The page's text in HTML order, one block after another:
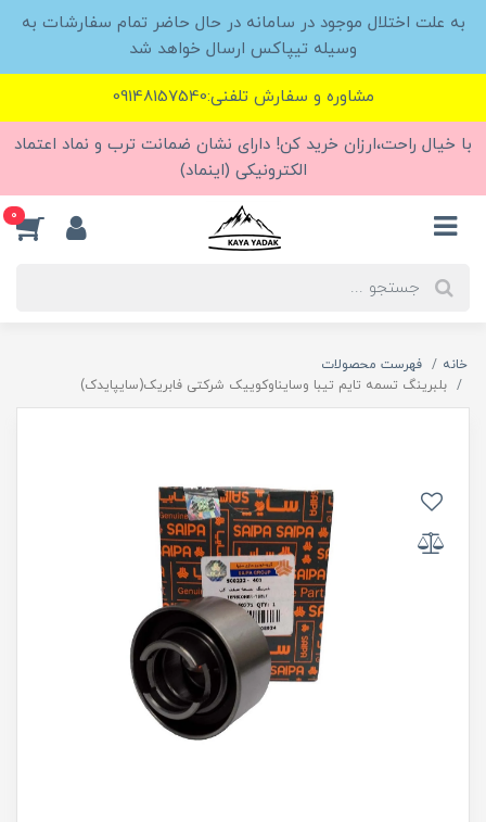
به علت اختلال موجود در سامانه در حال حاضر تمام سفارشات به
وسیله تیپاکس ارسال خواهد شد
مشاوره و سفارش تلفنی:09148157540
با خیال راحت،ارزان خرید کن! دارای نشان ضمانت ترب و نماد اعتماد
الکترونیکی (اینماد)
0
خانه
فهرست محصولات
بلبرینگ تسمه تایم تیبا وسایناوکوییک شرکتی فابریک(سایپایدک)